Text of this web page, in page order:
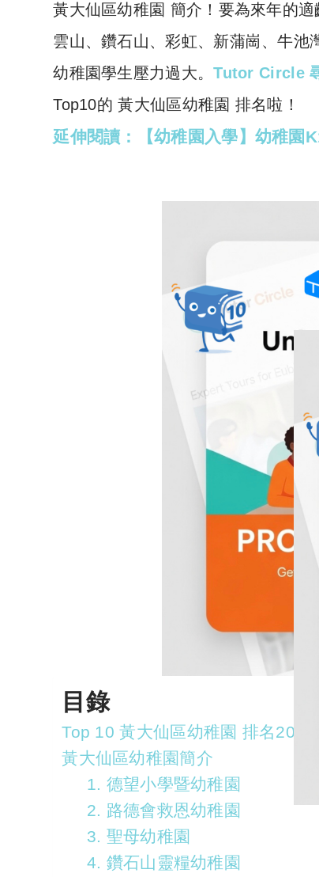
黃大仙區幼稚園 簡介！要為來年的
雲山、鑽石山、彩虹、新蒲崗、牛池
幼稚園學生壓力過大。Tutor Circle
Top10的 黃大仙區幼稚園 排名啦！
延伸閱讀：【幼稚園入學】幼稚園
目錄
Top 10 黃大仙區幼稚園 排名2022
黃大仙區幼稚園簡介
1. 德望小學暨幼稚園
2. 路德會救恩幼稚園
3. 聖母幼稚園
4. 鑽石山靈糧幼稚園